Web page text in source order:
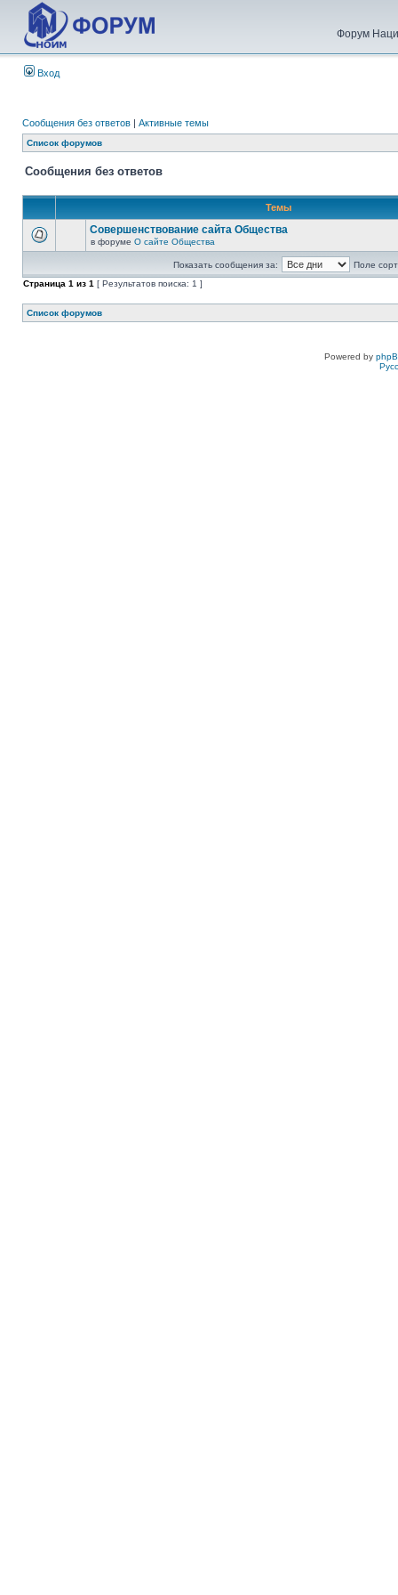
Форум
Вход
Сообщения без ответов | Активные темы
Список форумов
Сообщения без ответов
Темы
Совершенствование сайта Общества
в форуме О сайте Общества
Показать сообщения за:
Поле
Страница 1 из 1 [ Результатов поиска: 1 ]
Список форумов
Powered by